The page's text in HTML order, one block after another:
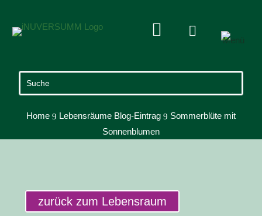
 
Home 9 Lebensräume Blog-Eintrag 9 Sommerblüte mit
Sonnenblumen
zurück zum Lebensraum